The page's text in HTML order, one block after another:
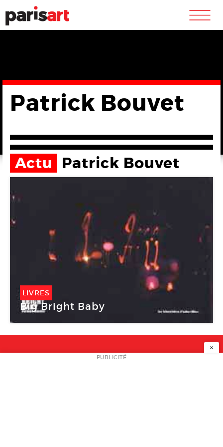
m
Patrick Bouvet
Actu Patrick Bouvet
LIVRES
Big Bright Baby
NEWSLETTER
×
PUBLICITÉ